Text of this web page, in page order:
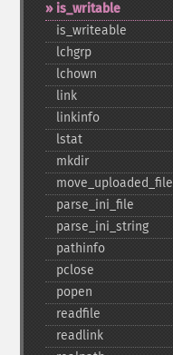
is_​writable
is_​writeable
lchgrp
lchown
link
linkinfo
lstat
mkdir
move_​uploaded_​file
parse_​ini_​file
parse_​ini_​string
pathinfo
pclose
popen
readfile
readlink